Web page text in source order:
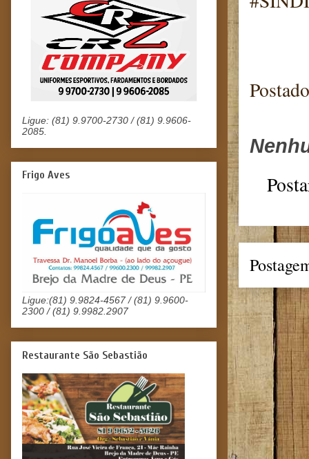
Ligue: (81) 9.9700-2730 / (81) 9.9606-
2085.
Frigo Aves
Ligue:(81) 9.9824-4567 / (81) 9.9600-
2300 / (81) 9.9982.2907
Restaurante São Sebastião